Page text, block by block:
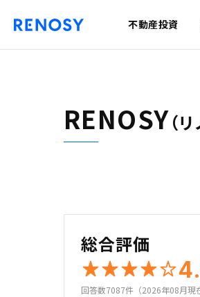
不動産投資
RENOSY（
総合評価
回答数7087件（2026年08月現